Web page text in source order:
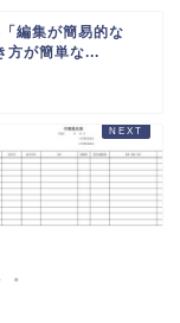
編集が簡易的な
方が簡単な...